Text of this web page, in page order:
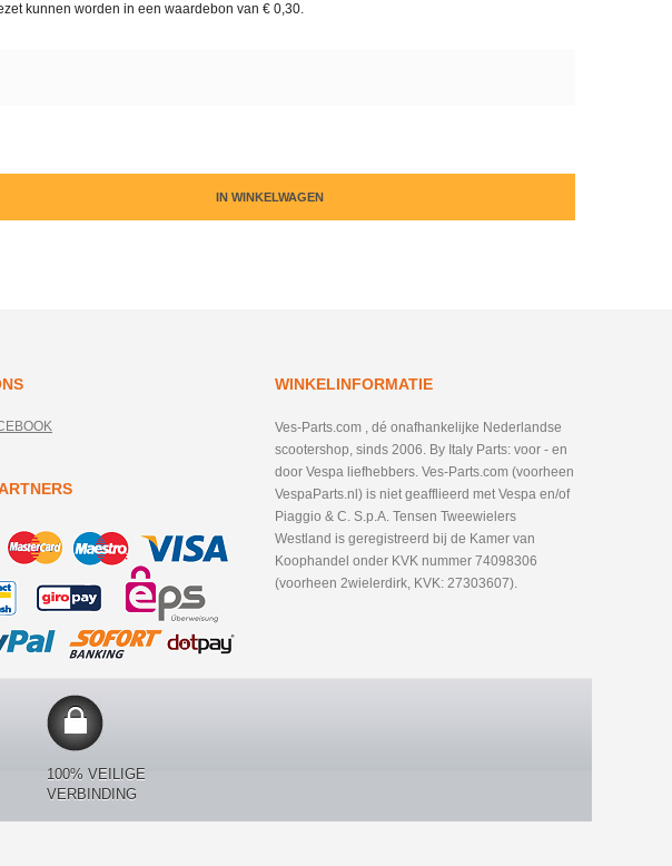
kunnen worden in een waardebon van € 0,30.
IN WINKELWAGEN
WINKELINFORMATIE
Ves-Parts.com , dé onafhankelijke Nederlandse
scootershop, sinds 2006. By Italy Parts: voor - en
door Vespa liefhebbers. Ves-Parts.com (voorheen
VespaParts.nl) is niet geafflieerd met Vespa en/of
Piaggio & C. S.p.A. Tensen Tweewielers
Westland is geregistreerd bij de Kamer van
Koophandel onder KVK nummer 74098306
(voorheen 2wielerdirk, KVK: 27303607).
100% VEILIGE
VERBINDING